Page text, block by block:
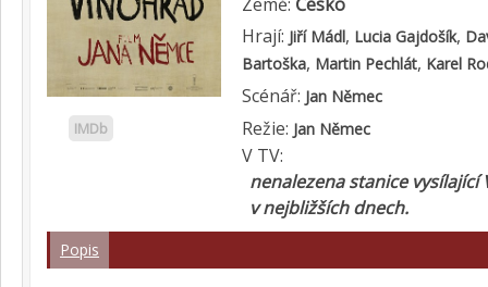
IMDb
Hrají: Jiří Mádl, Lucia Gajdošík,
Bartoška, Martin Pechlát, Karel
Scénář: Jan Němec
Režie: Jan Němec
V TV:
nenalezena stanice vysílající
v nejbližších dnech.
Popis